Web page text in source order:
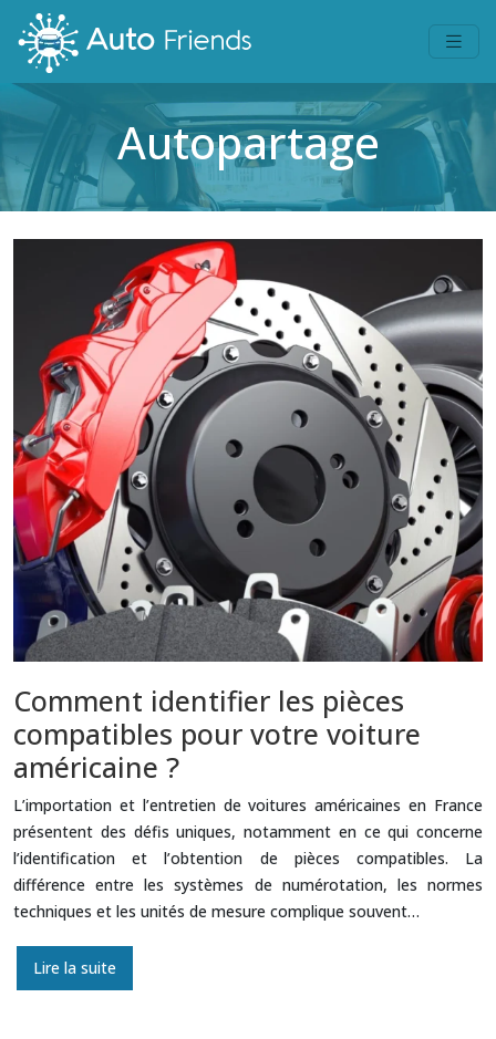
Autopartage
Comment identifier les pièces
compatibles pour votre voiture
américaine ?
L’importation et l’entretien de voitures américaines en France
présentent des défis uniques, notamment en ce qui concerne
l’identification et l’obtention de pièces compatibles. La
différence entre les systèmes de numérotation, les normes
techniques et les unités de mesure complique souvent…
Lire la suite